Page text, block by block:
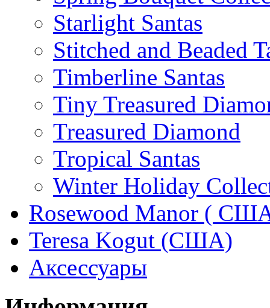
Starlight Santas
Stitched and Beaded
Timberline Santas
Tiny Treasured
Treasured Diamond
Tropical Santas
Winter Holiday
Rosewood Manor (
Teresa Kogut (США)
Аксессуары